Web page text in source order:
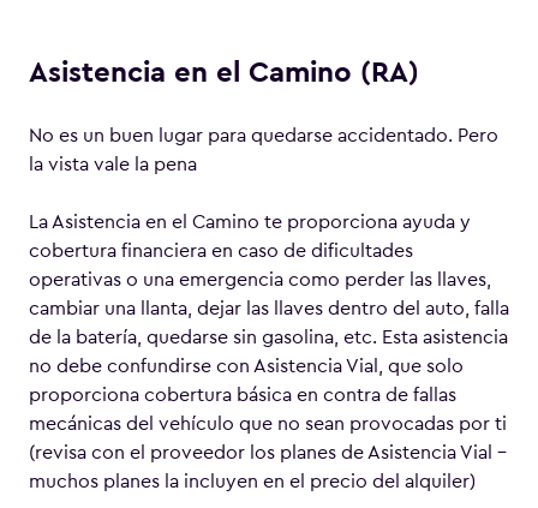
Asistencia en el Camino (RA)
No es un buen lugar para quedarse accidentado. Pero
la vista vale la pena
La Asistencia en el Camino te proporciona ayuda y
cobertura financiera en caso de dificultades
operativas o una emergencia como perder las llaves,
cambiar una llanta, dejar las llaves dentro del auto, falla
de la batería, quedarse sin gasolina, etc. Esta asistencia
no debe confundirse con Asistencia Vial, que solo
proporciona cobertura básica en contra de fallas
mecánicas del vehículo que no sean provocadas por ti
(revisa con el proveedor los planes de Asistencia Vial –
muchos planes la incluyen en el precio del alquiler)